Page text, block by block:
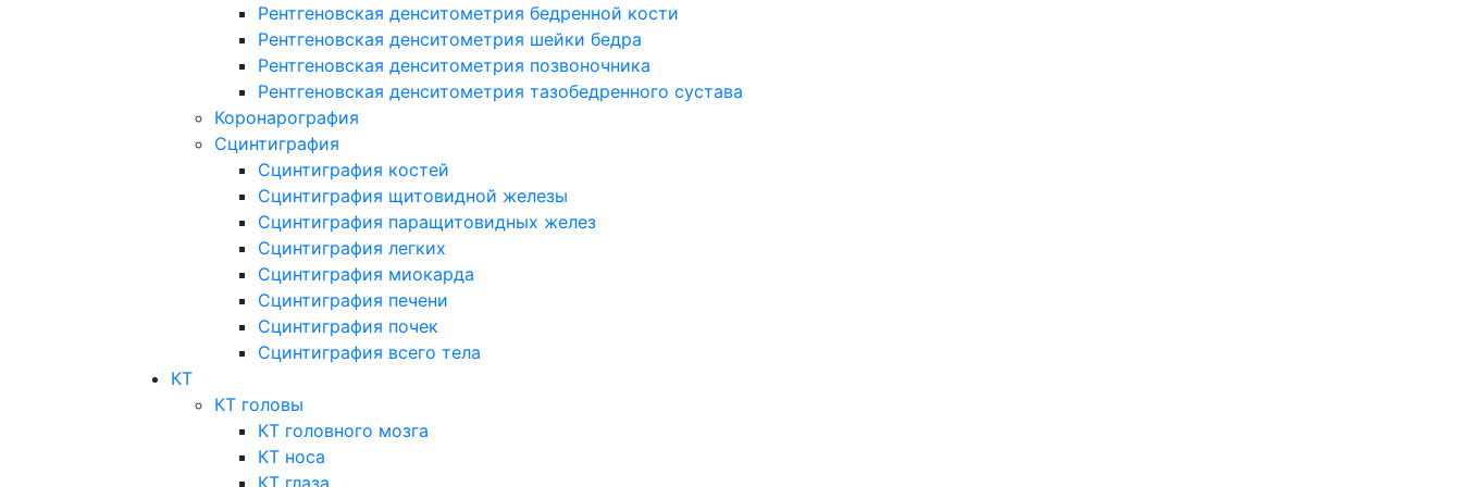
Рентгеновская денситометрия бедренной кости
Рентгеновская денситометрия шейки бедра
Рентгеновская денситометрия позвоночника
Рентгеновская денситометрия тазобедренного сустава
Коронарография
Сцинтиграфия
Сцинтиграфия костей
Сцинтиграфия щитовидной железы
Сцинтиграфия паращитовидных желез
Сцинтиграфия легких
Сцинтиграфия миокарда
Сцинтиграфия печени
Сцинтиграфия почек
Сцинтиграфия всего тела
КТ
КТ головы
КТ головного мозга
КТ носа
КТ глаза